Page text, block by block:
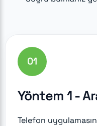
01
Yöntem 1 -
Telefon